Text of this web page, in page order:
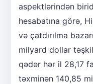
aspektlərindən
hesabatına görə,
və çatdırılma
milyard dollar
qədər hər il 28,17
təxminən 140,85